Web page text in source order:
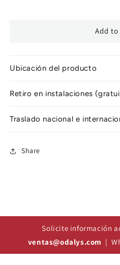
Add
Ubicación del producto
Retiro en instalaciones
Traslado nacional e
Share
Solicite información
ventas@odalys.com |